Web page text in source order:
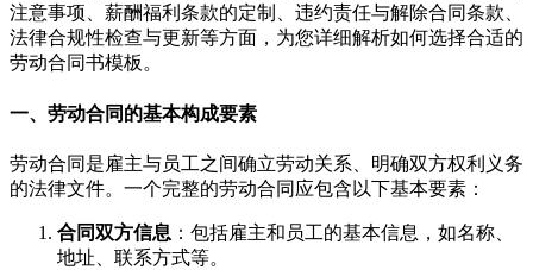
注意事项、薪酬福利条款的定制、违约责任与解除合同条款、
法律合规性检查与更新等方面，为您详细解析如何选择合适的
劳动合同书模板。
一、劳动合同的基本构成要素
劳动合同是雇主与员工之间确立劳动关系、明确双方权利义务
的法律文件。一个完整的劳动合同应包含以下基本要素：
合同双方信息 ：包括雇主和员工的基本信息，如名称、
地址、联系方式等。